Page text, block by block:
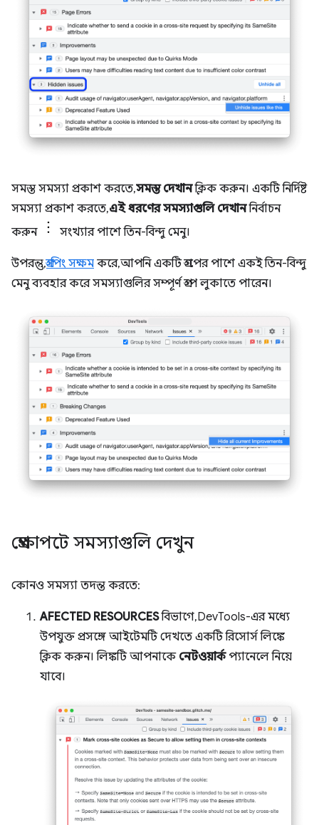
সমস্ত সমস্যা প্রকাশ করতে,সমস্ত দেখানক্লিক করুন। একটি নির্দিষ্ট
সমস্যা প্রকাশ করতে,এই ধরণের সমস্যাগুলি দেখাননির্বাচন
করুন
সংখ্যার পাশে তিন-বিন্দু মেনু।
উপরন্তু,গ্রুপিং সক্ষম করে, আপনি একটি গ্রুপের পাশে একই তিন-বিন্দু
মেনু ব্যবহার করে সমস্যাগুলির সম্পূর্ণ গ্রুপ লুকাতে পারেন।
প্রেক্ষাপটে সমস্যাগুলি দেখুন
কোনও সমস্যা তদন্ত করতে:
AFECTED RESOURCESবিভাগে, DevTools-এর মধ্যে
উপযুক্ত প্রসঙ্গে আইটেমটি দেখতে একটি রিসোর্স লিঙ্কে
ক্লিক করুন। লিঙ্কটি আপনাকে নেটওয়ার্কপ্যানেলে নিয়ে
যাবে।